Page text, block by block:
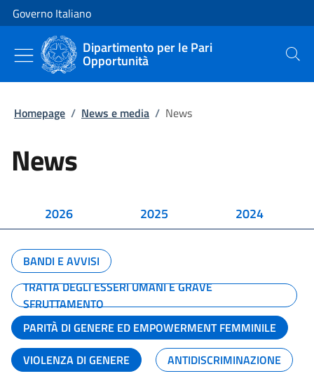
Vai al contenuto
Vai alla navigazione del sito
Governo Italiano
Dipartimento per le Pari
Opportunità Cerca
Homepage / News e media / News
News
2026 2025 2024
BANDI E AVVISI
TRATTA DEGLI ESSERI UMANI E GRAVE
SFRUTTAMENTO
PARITÀ DI GENERE ED EMPOWERMENT FEMMINILE
VIOLENZA DI GENERE
ANTIDISCRIMINAZIONE